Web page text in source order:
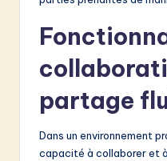
partage
Dans un environnement
capacité à collaborer et